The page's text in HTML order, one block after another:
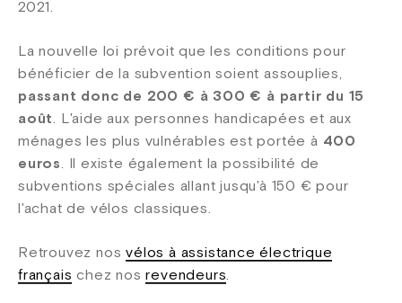
2021.
La nouvelle loi prévoit que les conditions pour
bénéficier de la subvention soient assouplies,
passant donc de 200 € à 300 € à partir du 15
août. L'aide aux personnes handicapées et aux
ménages les plus vulnérables est portée à 400
euros. Il existe également la possibilité de
subventions spéciales allant jusqu'à 150 € pour
l'achat de vélos classiques.
Retrouvez nosvélos à assistance électrique
français chez nosrevendeurs.